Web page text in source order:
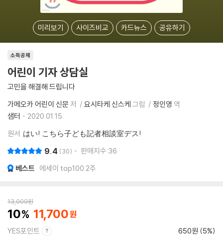
미리보기 사이즈비교 카드뉴스 공유하기
소득공제
어린이 기자 상담실
고민을 해결해 드립니다
가메오카 어린이 신문 저 요시타케 신스케 그림 정인영 역
샘터
2020.01.15.
원서 はい! こちら子ども記者相談室デス!
9.4 30 판매지수 36
베스트 에세이 top100 2주
13,000원
10 11,700
YES포인트 650원 (5%)